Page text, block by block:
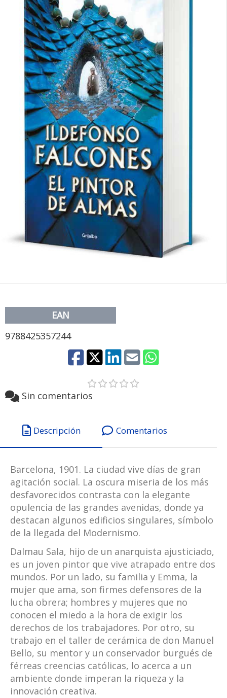
EAN
9788425357244
Sin comentarios
Descripción Comentarios
Barcelona, 1901. La ciudad vive días de gran
agitación social. La oscura miseria de los más
desfavorecidos contrasta con la elegante
opulencia de las grandes avenidas, donde ya
destacan algunos edificios singulares, símbolo
de la llegada del Modernismo.
Dalmau Sala, hijo de un anarquista ajusticiado,
es un joven pintor que vive atrapado entre dos
mundos. Por un lado, su familia y Emma, la
mujer que ama, son firmes defensores de la
lucha obrera; hombres y mujeres que no
conocen el miedo a la hora de exigir los
derechos de los trabajadores. Por otro, su
trabajo en el taller de cerámica de don Manuel
Bello, su mentor y un conservador burgués de
férreas creencias católicas, lo acerca a un
ambiente donde imperan la riqueza y la
innovación creativa.